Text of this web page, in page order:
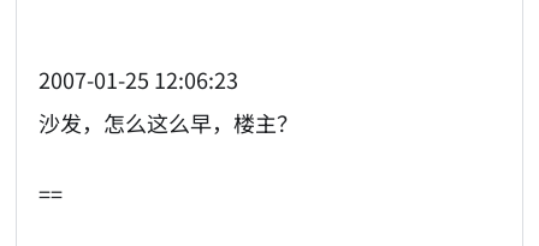
2007-01-25 12:06:23
沙发，怎么这么早，楼主？
==